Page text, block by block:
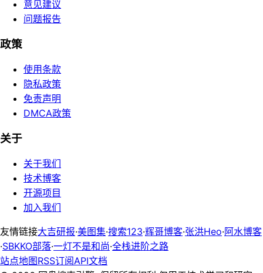
意见建议
问题报告
政策
使用条款
隐私政策
免责声明
DMCA政策
关于
关于我们
技术博客
开源项目
加入我们
友情链接大吉研报·美图集·搜索123·辉哥博客·张洪Heo·阿水博客
·SBKKO部落·一灯不是和尚·全栈进阶之路
站点地图RSS订阅API文档